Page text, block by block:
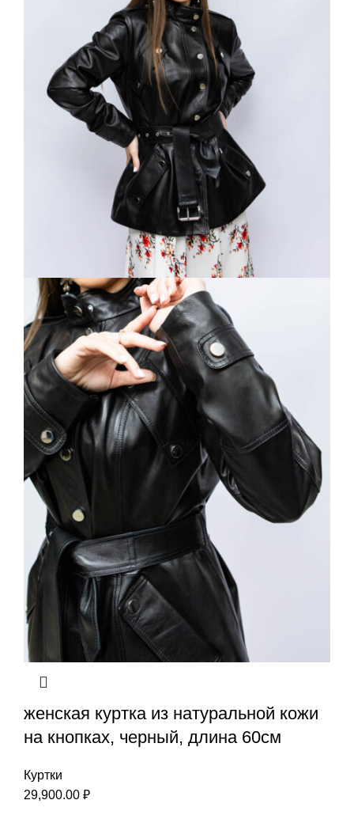
женская куртка из натуральной кожи
на кнопках, черный, длина 60см
Куртки
29,900.00 ₽